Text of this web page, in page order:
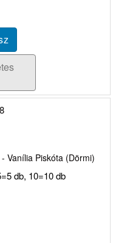
Vanília Piskóta (Dörmi)
db, 10=10 db